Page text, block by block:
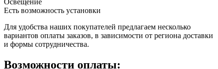
Есть возможность установки
Для удобства наших покупателей предлагаем несколько
вариантов оплаты заказов, в зависимости от региона доставки
и формы сотрудничества.
Возможности оплаты: